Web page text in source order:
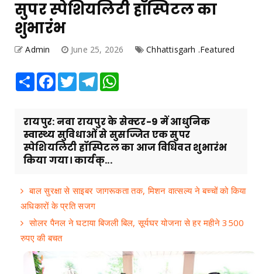
सुपर स्पेशियलिटी हॉस्पिटल का
शुभारंभ
Admin June 25, 2026 Chhattisgarh .Featured
Share Facebook
TwitterTelegram
रायपुर: नवा रायपुर के सेक्टर-9 में आधुनिक
स्वास्थ्य सुविधाओं से सुसज्जित एक सुपर
स्पेशियलिटी हॉस्पिटल का आज विधिवत शुभारंभ
किया गया। कार्यक्...
बाल सुरक्षा से साइबर जागरूकता तक, मिशन वात्सल्य ने बच्चों को किया
अधिकारों के प्रति सजग
सोलर पैनल ने घटाया बिजली बिल, सूर्यघर योजना से हर महीने 3500
रुपए की बचत